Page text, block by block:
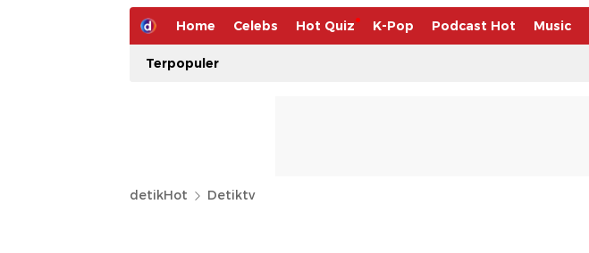
Home Celebs Hot Quiz K-Pop Podcast Hot Music
Terpopuler
detikHot Detiktv